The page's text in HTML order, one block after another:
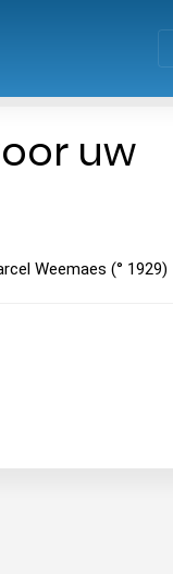
uw
Weemaes (° 1929)